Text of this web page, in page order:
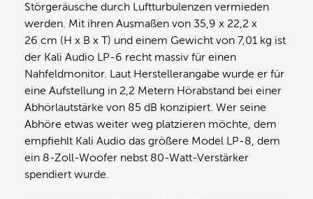
Störgeräusche durch Luftturbulenzen vermieden
werden. Mit ihren Ausmaßen von 35,9 x 22,2 x
26 cm (H x B x T) und einem Gewicht von 7,01 kg ist
der Kali Audio LP-6 recht massiv für einen
Nahfeldmonitor. Laut Herstellerangabe wurde er für
eine Aufstellung in 2,2 Metern Hörabstand bei einer
Abhörlautstärke von 85 dB konzipiert. Wer seine
Abhöre etwas weiter weg platzieren möchte, dem
empfiehlt Kali Audio das größere Model LP-8, dem
ein 8-Zoll-Woofer nebst 80-Watt-Verstärker
spendiert wurde.